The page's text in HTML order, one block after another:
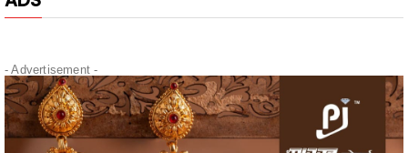
- Advertisement -